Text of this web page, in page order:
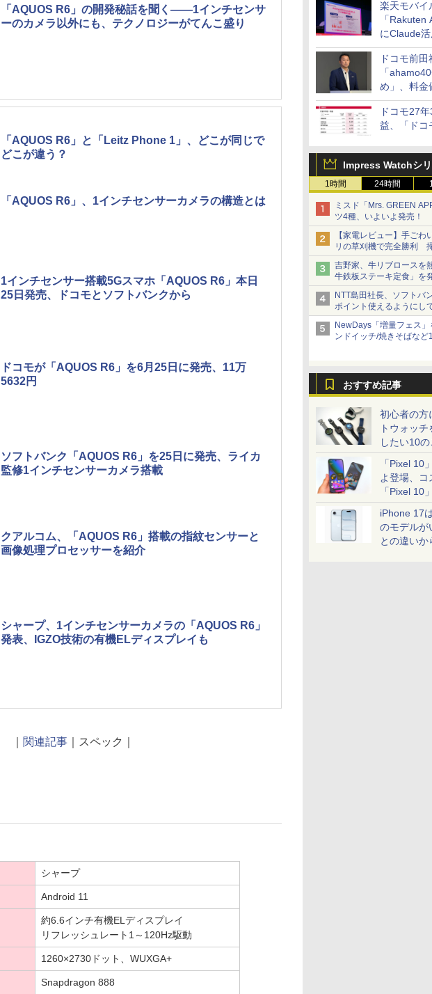
楽天モバイ
「Rakuten
にClaude活
どを追加
ドコモ前
「
め」、料金
にも言及
ドコモ27
益、「ドコ
Impress Watchシ
1時間 24時間
ミスド「Mrs. GREEN
ツ4種、いよいよ発売！
【家電レビュー】手ごわ
リの草刈機で完全勝利
吉野家、牛リブロースを
牛鉄板ステーキ定食」を
NTT島田社長、ソフトバ
ポイント使えるようにして
NewDays「増量フェス
ンドイッチ/焼きそばな
おすすめ記事
初心者の方
トウォッ
したい10の
「Pixel 10
よ登場、コ
「Pixel 10
iPhone 17
のモデル
との違いか
「AQUOS R6」の開発秘話を聞く――1インチセンサ
ーのカメラ以外にも、テクノロジーがてんこ盛り
「AQUOS R6」と「Leitz Phone 1」、どこが同じで
どこが違う？
「AQUOS R6」、1インチセンサーカメラの構造とは
1インチセンサー搭載5Gスマホ「AQUOS R6」本日
25日発売、ドコモとソフトバンクから
ドコモが「AQUOS R6」を6月25日に発売、11万
5632円
ソフトバンク「AQUOS R6」を25日に発売、ライカ
監修1インチセンサーカメラ搭載
クアルコム、「AQUOS R6」搭載の指紋センサーと
画像処理プロセッサーを紹介
シャープ、1インチセンサーカメラの「AQUOS R6」
発表、IGZO技術の有機ELディスプレイも
関連記事 ｜スペック｜
シャープ
Android 11
約6.6インチ有機ELディスプレイ
リフレッシュレート1～120Hz駆動
1260×2730ドット、WUXGA+
Snapdragon 888